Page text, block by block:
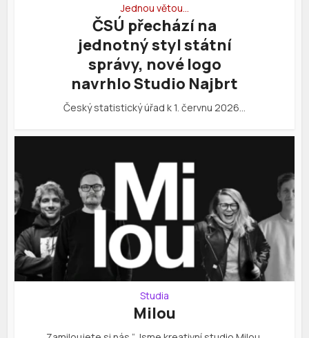
Jednou větou…
ČSÚ přechází na
jednotný styl státní
správy, nové logo
navrhlo Studio Najbrt
Český statistický úřad k 1. červnu 2026…
Studia
Milou